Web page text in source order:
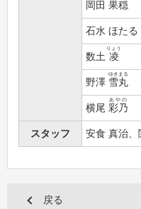
岡田 果穏
石水 ほたる
数土 凌
りょう
野澤 雪丸
ゆきまる
横尾 彩乃
あやの
スタッフ 安食 真治、
戻る